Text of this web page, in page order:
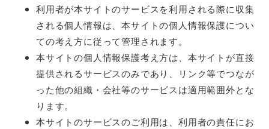
利用者が本サイトのサービスを利用される際に収集
される個人情報は、本サイトの個人情報保護につい
ての考え方に従って管理されます。
本サイトの個人情報保護考え方は、本サイトが直接
提供されるサービスのみであり、リンク等でつなが
った他の組織・会社等のサービスは適用範囲外とな
ります。
本サイトのサービスのご利用は、利用者の責任にお